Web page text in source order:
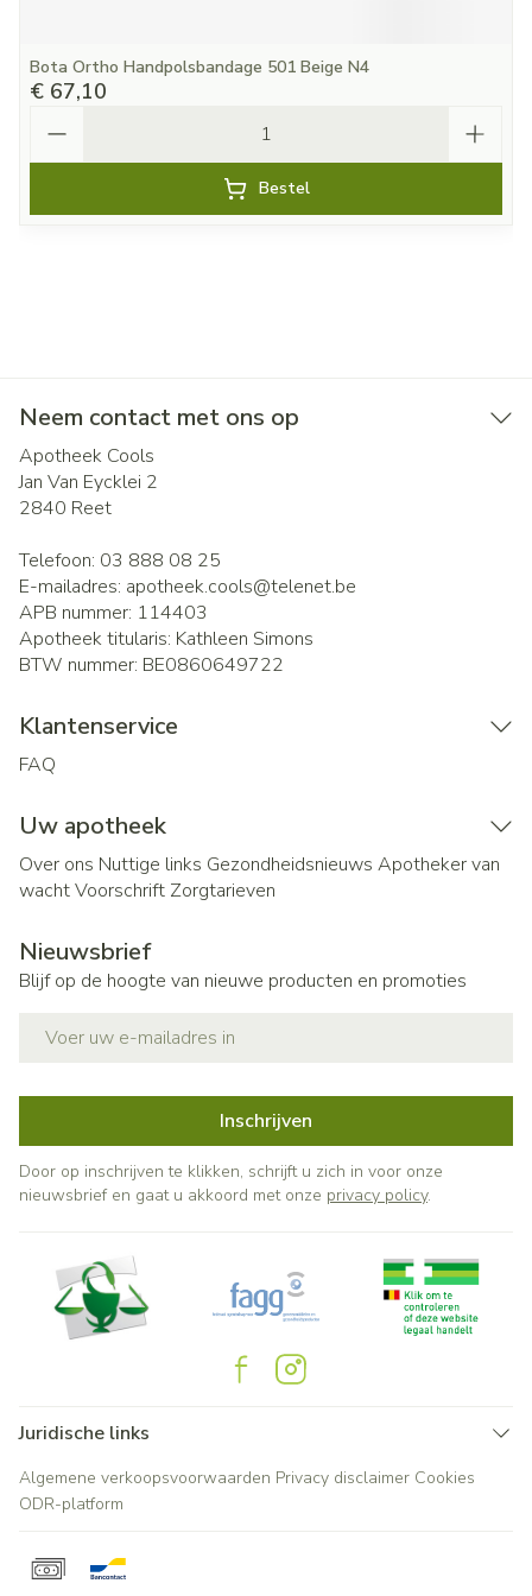
Bota Ortho Handpolsbandage 501 Beige N4
€ 67,10
Bestel
Neem contact met ons op
Apotheek Cools
Jan Van Eycklei 2
2840 Reet
Telefoon: 03 888 08 25
E-mailadres: apotheek.cools@telenet.be
APB nummer: 114403
Apotheek titularis: Kathleen Simons
BTW nummer: BE0860649722
Klantenservice
FAQ
Uw apotheek
Over ons Nuttige links Gezondheidsnieuws Apotheker van
wachtVoorschrift Zorgtarieven
Nieuwsbrief
Blijf op de hoogte van nieuwe producten en promoties
Inschrijven
Door op inschrijven te klikken, schrijft u zich in voor onze
nieuwsbrief en gaat u akkoord met onze privacy policy.
Juridische links
Algemene verkoopsvoorwaarden Privacy disclaimer Cookies
ODR-platform